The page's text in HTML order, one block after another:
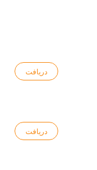
دریافت
دریافت